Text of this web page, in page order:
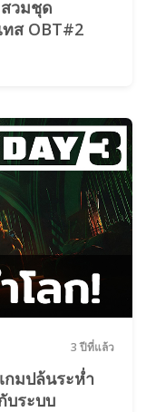
วมชุด
ทส OBT#2
3 ปีที่แล้ว
กมปล้นระห่ำ
บระบบ